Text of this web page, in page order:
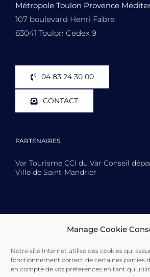
Manage Cookie
Notre site Internet utilise des cookies qui
fonctionnement correct de certaines parties
en compte de vos préférences en tant
Métropole Toulon Provence
107 boulevard Henri Fabre
83041 Toulon Cedex 9
04 83 24 30 00
CONTACT
PARTENAIRES
Var Tourisme CCI du Var Conseil
Ville de Saint-Mandrier
Toulon Provence Méditerranée Ville
La Seyne-sur-Mer Ville de Saint-